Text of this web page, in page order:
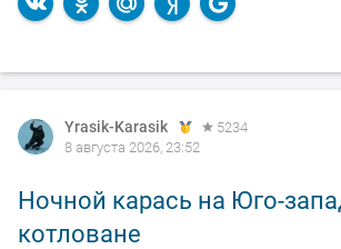
Yrasik-Karasik
5234
8 августа 2026, 23:52
Ночной карась на Юго-
котловане